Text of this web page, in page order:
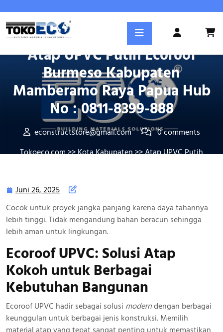
content
Register
Posted On Juni 26, 2025
Atap UPVC Putih Ecoroof
Burmeso Kabupaten
Mamberamo Raya Papua Hub
No : 0811-8399-888
econstructstore@gmail.com
0 comments
Tokoeco.com>>Kota Kabupaten>> Atap UPVC Putih
Juni 26, 2025 Juni
2025
Cocok untuk proyek jangka panjang karena daya tahannya
lebih tinggi. Tidak mengandung bahan beracun sehingga
lebih aman untuk lingkungan.
Ecoroof UPVC: Solusi Atap
Kokoh untuk Berbagai
Kebutuhan Bangunan
Ecoroof UPVC hadir sebagai solusi moderndengan berbagai
keunggulan untuk berbagai jenis konstruksi. Memilih